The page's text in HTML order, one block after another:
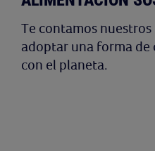
Te contamos
adoptar una forma de
con el planeta.